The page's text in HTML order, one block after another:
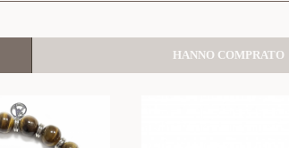
HANNO COMPRATO